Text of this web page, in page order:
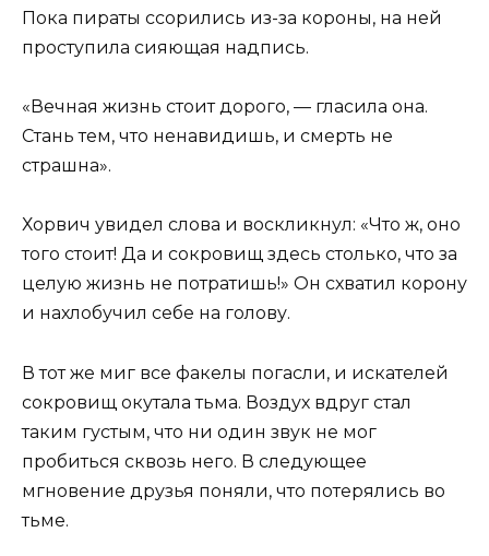
Пока пираты ссорились из-за короны, на ней
проступила сияющая надпись.
«Вечная жизнь стоит дорого, — гласила она.
Стань тем, что ненавидишь, и смерть не
страшна».
Хорвич увидел слова и воскликнул: «Что ж, оно
того стоит! Да и сокровищ здесь столько, что за
целую жизнь не потратишь!» Он схватил корону
и нахлобучил себе на голову.
В тот же миг все факелы погасли, и искателей
сокровищ окутала тьма. Воздух вдруг стал
таким густым, что ни один звук не мог
пробиться сквозь него. В следующее
мгновение друзья поняли, что потерялись во
тьме.